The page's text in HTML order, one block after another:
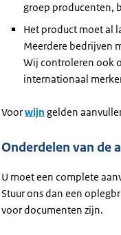
groep producenten,
Het product moet al
Meerdere bedrijven
Wij controleren ook
internationaal
Voorwijn gelden
Onderdelen van de
U moet een complete
Stuur ons dan een
voor documenten zijn.